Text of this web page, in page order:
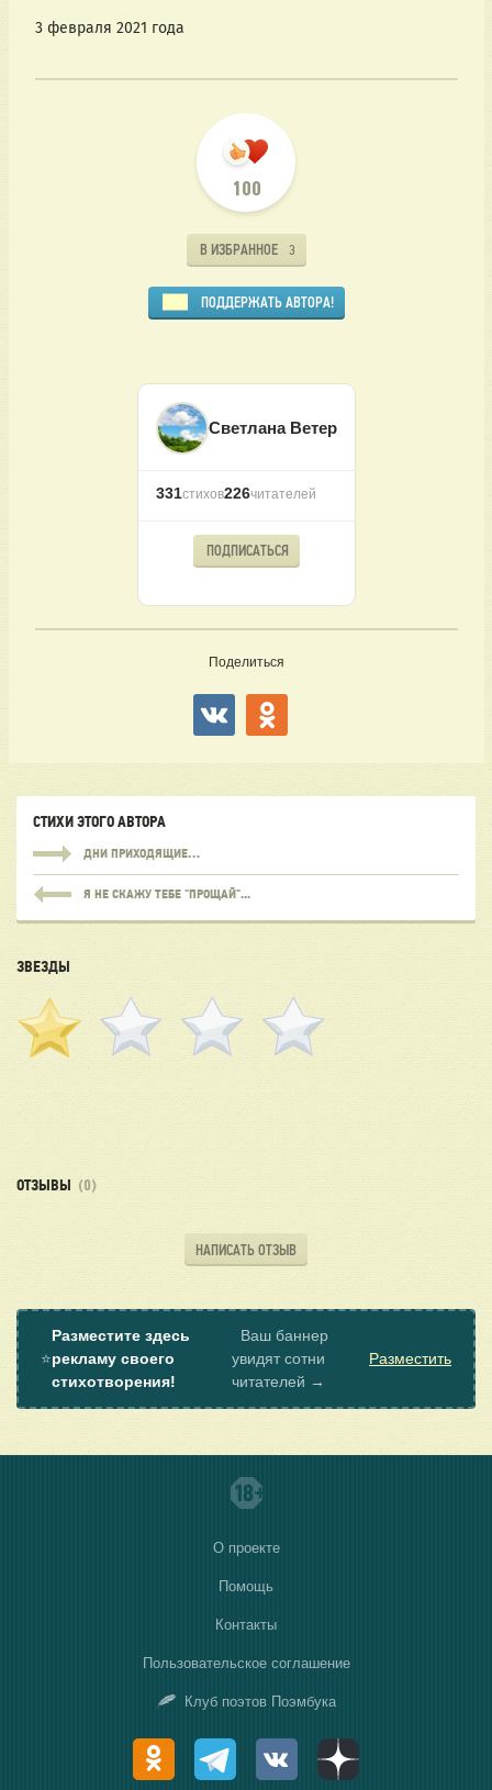
3 февраля 2021 года
100
В ИЗБРАННОЕ 3
ПОДДЕРЖАТЬ АВТОРА!
Светлана Ветер
331стихов226читателей
ПОДПИСАТЬСЯ
Поделиться
СТИХИ ЭТОГО АВТОРА
ДНИ ПРИХОДЯЩИЕ…
Я НЕ СКАЖУ ТЕБЕ "ПРОЩАЙ"...
ЗВЕЗДЫ
ОТЗЫВЫ (0)
НАПИСАТЬ ОТЗЫВ
⭐
Разместите здесь
рекламу своего
стихотворения!
Ваш баннер
увидят сотни
читателей →
Разместить
О проекте
Помощь
Контакты
Пользовательское соглашение
Клуб поэтов Поэмбука